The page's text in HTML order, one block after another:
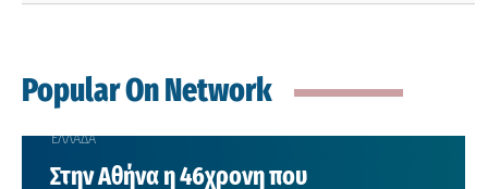
Popular On Network
ΕΛΛΑΔΑ
Στην Αθήνα η 46χρονη που